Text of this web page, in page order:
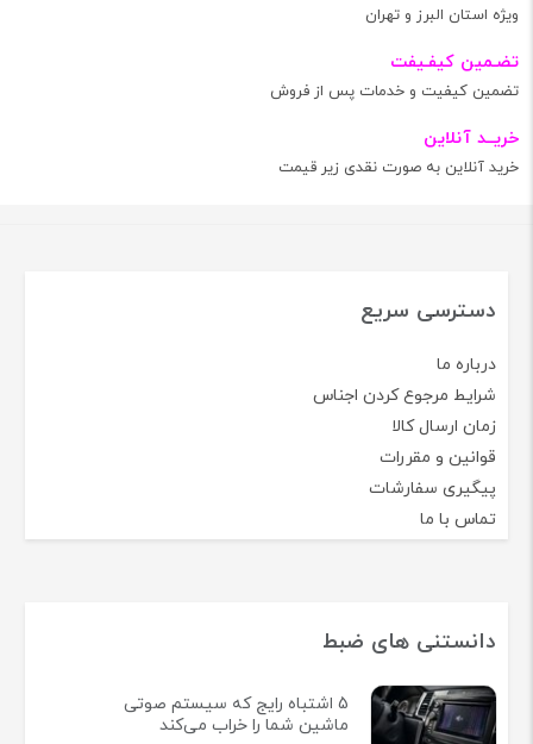
ویژه استان البرز و تهران
تضـمین کیفـیفت
تضمین کیفیت و خدمات پس از فروش
خریــد آنلاین
خرید آنلاین به صورت نقدی زیر قیمت
دسترسی سریع
درباره ما
شرایط مرجوع کردن اجناس
زمان ارسال کالا
قوانین و مقررات
پیگیری سفارشات
تماس با ما
دانستنی های ضبط
5 اشتباه رایج که سیستم صوتی
ماشین شما را خراب می‌کند